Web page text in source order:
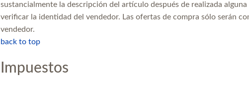
sustancialmente la descripción del artículo después de realizada
verificar la identidad del vendedor. Las ofertas de compra sólo serán
vendedor.
back to top
Impuestos